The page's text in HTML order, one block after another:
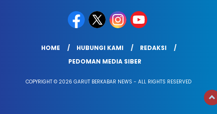
HOME HUBUNGI KAMI
REDAKSI
PEDOMAN MEDIA SIBER
COPYRIGHT © 2026 GARUT BERKABAR NEWS - ALL RIGHTS RESERVED